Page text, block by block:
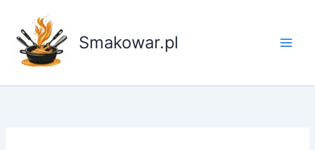
treści
Smakowar.pl